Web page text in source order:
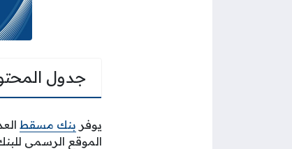
جدول
يوفر بنك مسقط
الموقع الرسمي